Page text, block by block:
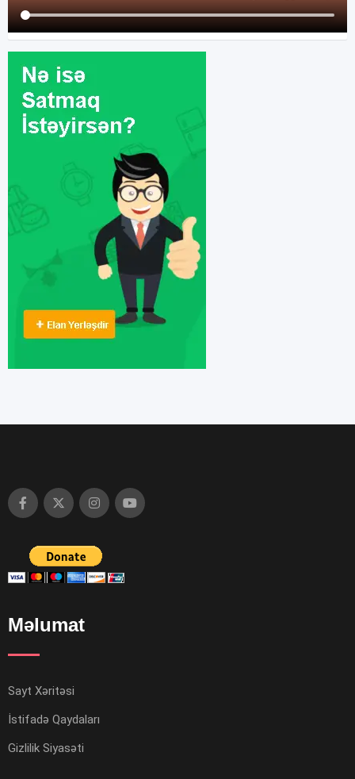
Məlumat
Sayt Xəritəsi
İstifadə Qaydaları
Gizlilik Siyasəti